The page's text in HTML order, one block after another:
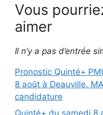
Vous
aimer
Il n’y a pas d’entrée
Pronostic Quinté+
8 août à Deauville.
candidature